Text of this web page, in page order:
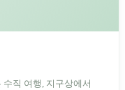
직 여행, 지구상에서